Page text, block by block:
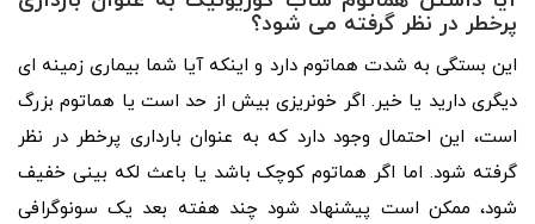
پرخطر در نظر گرفته می شود؟
این بستگی به شدت هماتوم دارد و اینکه آیا شما بیماری زمینه ای
دیگری دارید یا خیر. اگر خونریزی بیش از حد است یا هماتوم بزرگ
است، این احتمال وجود دارد که به عنوان بارداری پرخطر در نظر
گرفته شود. اما اگر هماتوم کوچک باشد یا باعث لکه بینی خفیف
شود، ممکن است پیشنهاد شود چند هفته بعد یک سونوگرافی